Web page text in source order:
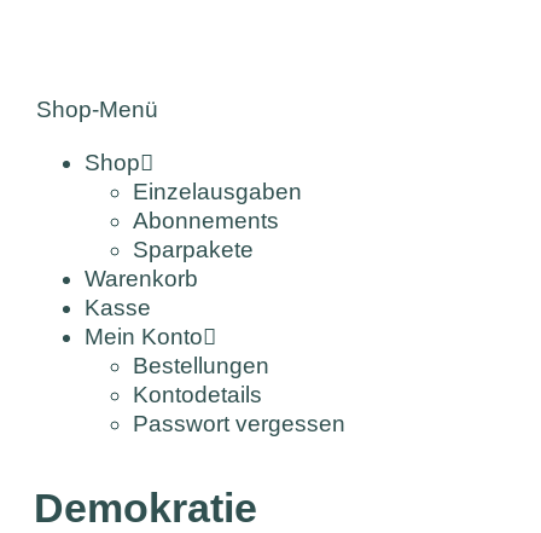
Shop-Menü
Shop
Einzelausgaben
Abonnements
Sparpakete
Warenkorb
Kasse
Mein Konto
Bestellungen
Kontodetails
Passwort vergessen
Demokratie